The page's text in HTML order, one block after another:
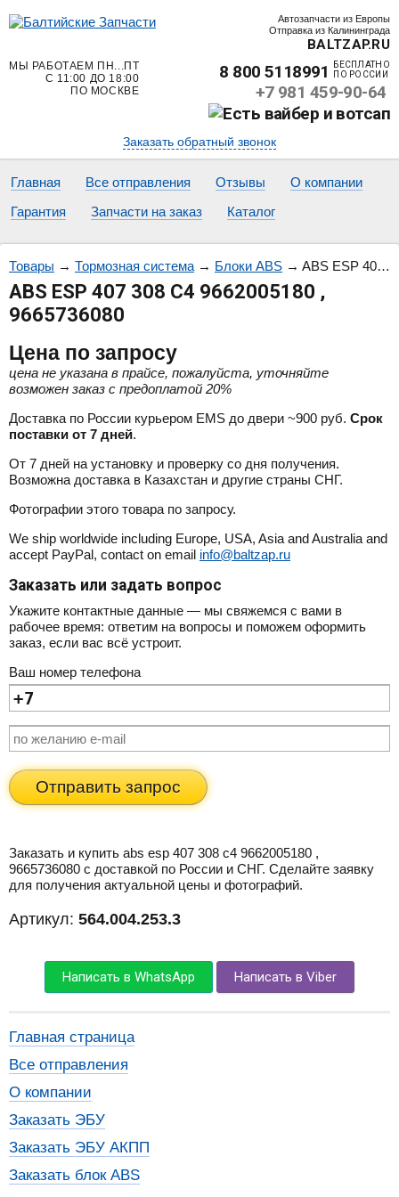
Автозапчасти из Европы
Отправка из Калининграда
BALTZAP.RU
МЫ РАБОТАЕМ ПН...ПТ
С 11:00 ДО 18:00
ПО МОСКВЕ
8 800 5118991
БЕСПЛАТНО
ПО РОССИИ
+7 981 459-90-64
Заказать обратный звонок
Главная Все отправления Отзывы
О компании
Гарантия
Запчасти на заказ Каталог
Товары → Тормозная система→ Блоки ABS → ABS ESP 407 308 C4 9662005180 , 9665736080
ABS ESP 407 308 C4 9662005180 ,
9665736080
Цена по запросу
цена не указана в прайсе, пожалуйста, уточняйте
возможен заказ с предоплатой 20%
Доставка по России курьером EMS до двери ~900 руб. Срок
поставки от 7 дней.
От 7 дней на установку и проверку со дня получения.
Возможна доставка в Казахстан и другие страны СНГ.
Фотографии этого товара по запросу.
We ship worldwide including Europe, USA, Asia and Australia and
accept PayPal, contact on email info@baltzap.ru
Заказать или задать вопрос
Укажите контактные данные — мы свяжемся с вами в
рабочее время: ответим на вопросы и поможем оформить
заказ, если вас всё устроит.
Ваш номер телефона
Отправить запрос
Заказать и купить abs esp 407 308 c4 9662005180 ,
9665736080 с доставкой по России и СНГ. Сделайте заявку
для получения актуальной цены и фотографий.
Артикул: 564.004.253.3
Написать в WhatsApp Написать в Viber
Главная страница
Все отправления
О компании
Заказать ЭБУ
Заказать ЭБУ АКПП
Заказать блок ABS